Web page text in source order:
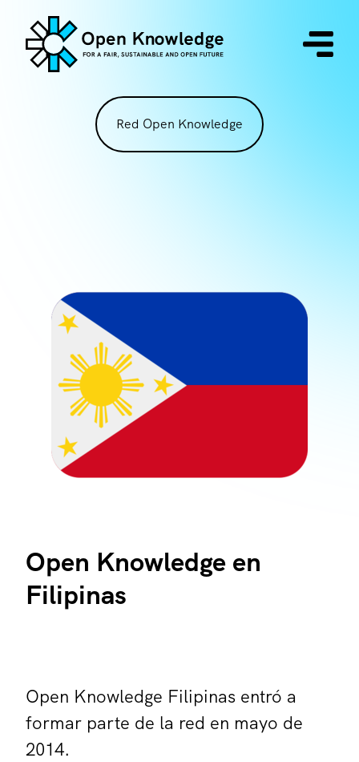
Red Open Knowledge
Open Knowledge en
Filipinas
Open Knowledge Filipinas entró a
formar parte de la red en mayo de
2014.